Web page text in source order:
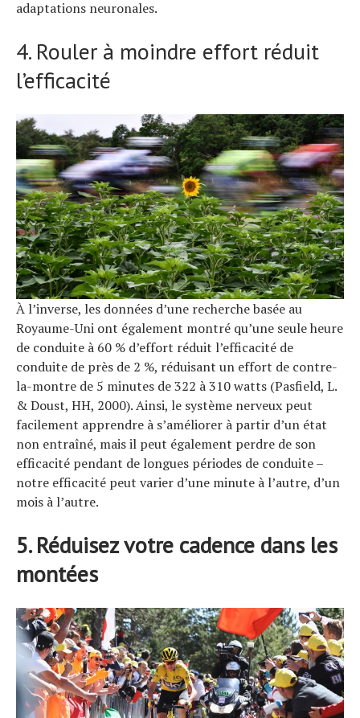
adaptations neuronales.
4. Rouler à moindre effort réduit
l’efficacité
À l’inverse, les données d’une recherche basée au
Royaume-Uni ont également montré qu’une seule heure
de conduite à 60 % d’effort réduit l’efficacité de
conduite de près de 2 %, réduisant un effort de contre-
la-montre de 5 minutes de 322 à 310 watts (Pasfield, L.
& Doust, HH, 2000). Ainsi, le système nerveux peut
facilement apprendre à s’améliorer à partir d’un état
non entraîné, mais il peut également perdre de son
efficacité pendant de longues périodes de conduite –
notre efficacité peut varier d’une minute à l’autre, d’un
mois à l’autre.
5. Réduisez votre cadence dans les
montées